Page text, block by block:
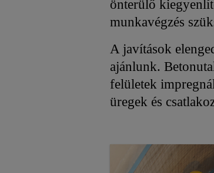
önterülő
munkavégzés
A javítások
ajánlunk.
felületek
üregek és